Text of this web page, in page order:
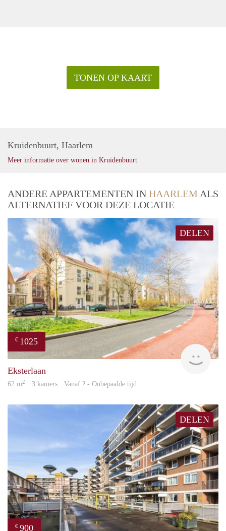
TONEN OP KAART
Kruidenbuurt, Haarlem
Meer informatie over wonen in Kruidenbuurt
ANDERE APPARTEMENTEN IN HAARLEM ALS
ALTERNATIEF VOOR DEZE LOCATIE
DELEN
€ 1025
Eksterlaan
62 m2 · 3 kamers · Vanaf ? - Onbepaalde tijd
DELEN
€ 900